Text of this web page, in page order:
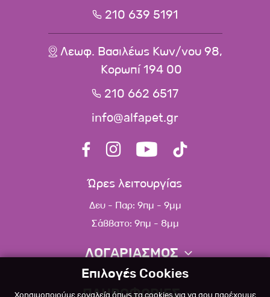
210 639 5191
Λεωφ. Βασιλέως Κων/νου 98,
Κορωπί 194 00
210 662 6517
info@alfapet.gr
Ώρες λειτουργίας
Δευ - Παρ: 9πμ - 9μμ
Σάββατο: 9πμ - 8μμ
ΛΟΓΑΡΙΑΣΜΟΣ
Πληροφορίες λογαριασμού
ΠΛΗΡΟΦΟΡΙΕΣ
Επιλογές Cookies
Χρησιμοποιούμε εργαλεία όπως τα cookies για να σου παρέχουμε